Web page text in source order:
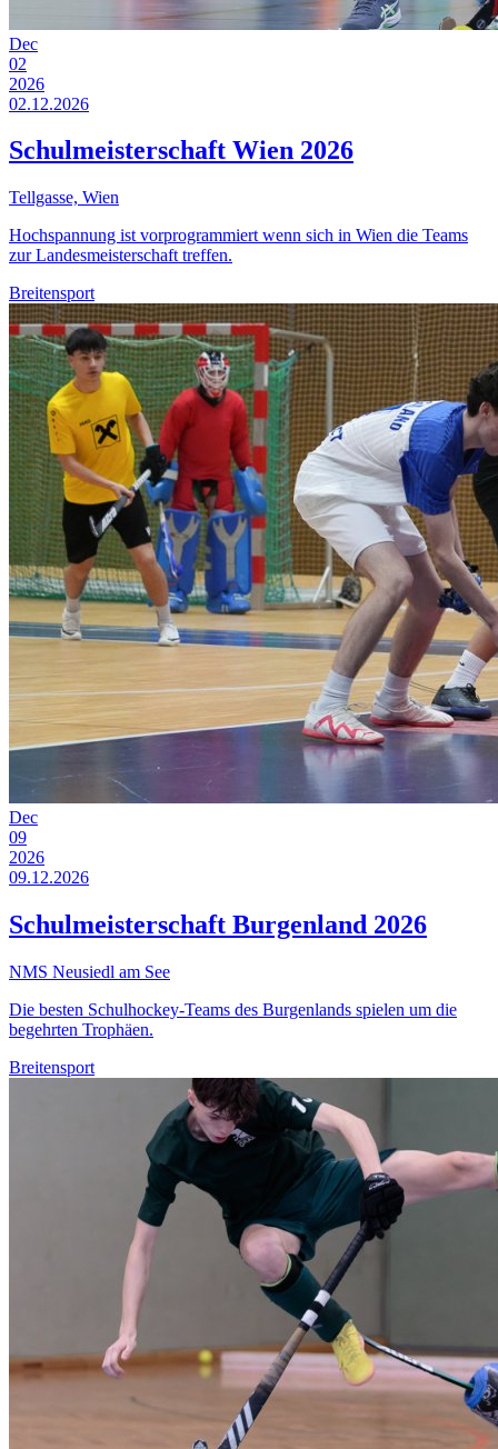
Dec
02
2026
02.12.2026
Schulmeisterschaft Wien 2026
Tellgasse, Wien
Hochspannung ist vorprogrammiert wenn sich in Wien die Teams
zur Landesmeisterschaft treffen.
Breitensport
Dec
09
2026
09.12.2026
Schulmeisterschaft Burgenland 2026
NMS Neusiedl am See
Die besten Schulhockey-Teams des Burgenlands spielen um die
begehrten Trophäen.
Breitensport